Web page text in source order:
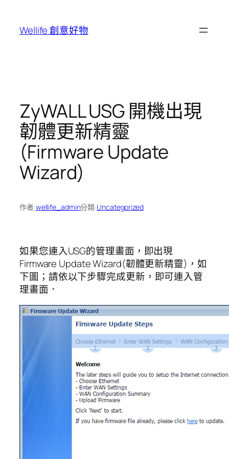
Wellife 創意好物
ZyWALL USG 開機出現
韌體更新精靈
(Firmware Update
Wizard)
作者:wellife_admin分類:Uncategorized
如果您連入USG的管理畫面，即出現
Firmware Update Wizard(韌體更新精靈)，如
下圖；請依以下步驟完成更新，即可連入管
理畫面．